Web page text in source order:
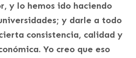
y lo hemos ido haciendo
y darle a todo
consistencia, calidad y
Yo creo que eso